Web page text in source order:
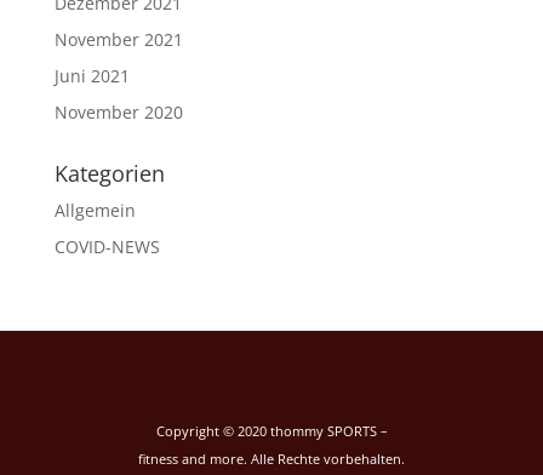
November 2021
Juni 2021
November 2020
Kategorien
Allgemein
COVID-NEWS
Copyright © 2020 thommy SPORTS –
fitness and more. Alle Rechte vorbehalten.